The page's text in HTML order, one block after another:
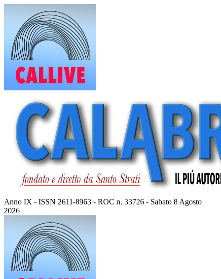
contenuto
Anno IX - ISSN 2611-8963 - ROC n. 33726 - Sabato 8 Agosto
2026